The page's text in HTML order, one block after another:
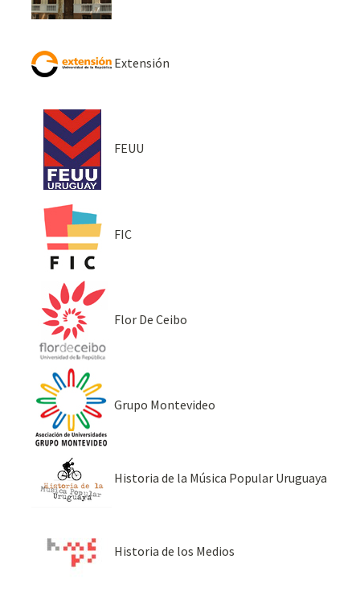
Extensión
FEUU
FIC
Flor De Ceibo
Grupo Montevideo
Historia de la Música Popular Uruguaya
Historia de los Medios